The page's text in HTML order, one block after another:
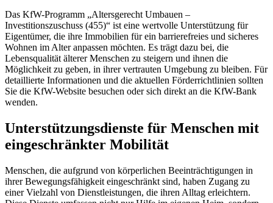
Das KfW-Programm „Altersgerecht Umbauen –
Investitionszuschuss (455)“ ist eine wertvolle Unterstützung für
Eigentümer, die ihre Immobilien für ein barrierefreies und sicheres
Wohnen im Alter anpassen möchten. Es trägt dazu bei, die
Lebensqualität älterer Menschen zu steigern und ihnen die
Möglichkeit zu geben, in ihrer vertrauten Umgebung zu bleiben. Für
detaillierte Informationen und die aktuellen Förderrichtlinien sollten
Sie die KfW-Website besuchen oder sich direkt an die KfW-Bank
wenden.
Unterstützungsdienste für Menschen mit
eingeschränkter Mobilität
Menschen, die aufgrund von körperlichen Beeinträchtigungen in
ihrer Bewegungsfähigkeit eingeschränkt sind, haben Zugang zu
einer Vielzahl von Dienstleistungen, die ihren Alltag erleichtern.